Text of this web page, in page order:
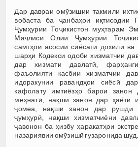
Дар давраи омӯзишии такмили
вобаста ба ҷанбаҳои иқтисодии
Ҷумҳурии Тоҷикистон муҳтарам
Маҷлиси Олии Ҷумҳурии
самтҳои асосии сиёсати дохилӣ ва
шарҳи Кодекси одоби хизматчии
дар хизмати давлатӣ,
фаъолияти касбии хизматчии
идоракунии равандҳои сиёсӣ
кафолату имтиёзҳо барои занон
меҳнатӣ, нақши занон дар ҳаёти
ҷомеа, нақши занон дар рушди
ҷумҳурӣ, нақши хизматчиёни
ҷавонон ба ҳизбу ҳаракатҳои
назариявии омӯзишӣ гузаронида шуд.